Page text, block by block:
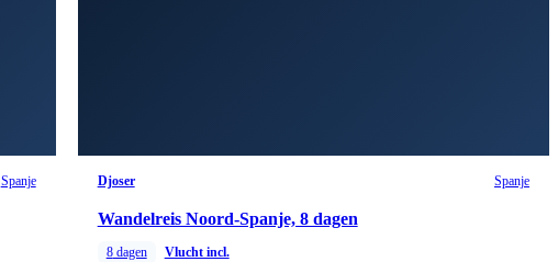
Spanje Djoser Spanje
Wandelreis Noord-Spanje, 8 dagen
8dagen Vlucht incl.